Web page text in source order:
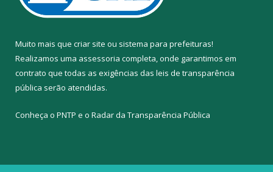
Muito mais que criar site ou sistema para prefeituras!
Realizamos uma assessoria completa, onde garantimos em
contrato que todas as exigências das leis de transparência
pública serão atendidas.
Conheça o PNTP e o Radar da Transparência Pública